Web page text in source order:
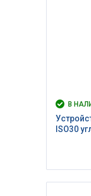
В
ISO30